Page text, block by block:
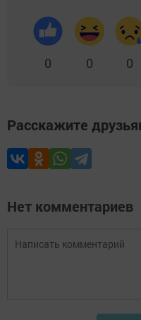
0 0 0
Расскажите
Нет комментариев